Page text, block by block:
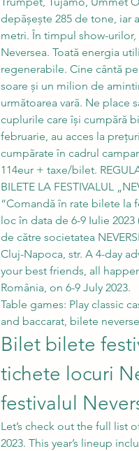
depășește 285 de tone, iar
metri. În timpul show-
Neversea. Toată energia
regenerabile. Cine cântă
soare și un milion de
următoarea vară. Ne place
cuplurile care își cumpără
februarie, au acces la
cumpărate în cadrul
114eur + taxe/bilet.
BILETE LA FESTIVALUL
“Comandă în rate bilete la
loc în data de 6-9 Iulie
de către societatea
Cluj-Napoca, str. A 4-day
your best friends, all
România, on 6-9 July 2023.
Table games: Play classic
and baccarat, bilete
Bilet bilete
tichete locuri
festivalul
Let’s check out the full list
2023. This year’s lineup